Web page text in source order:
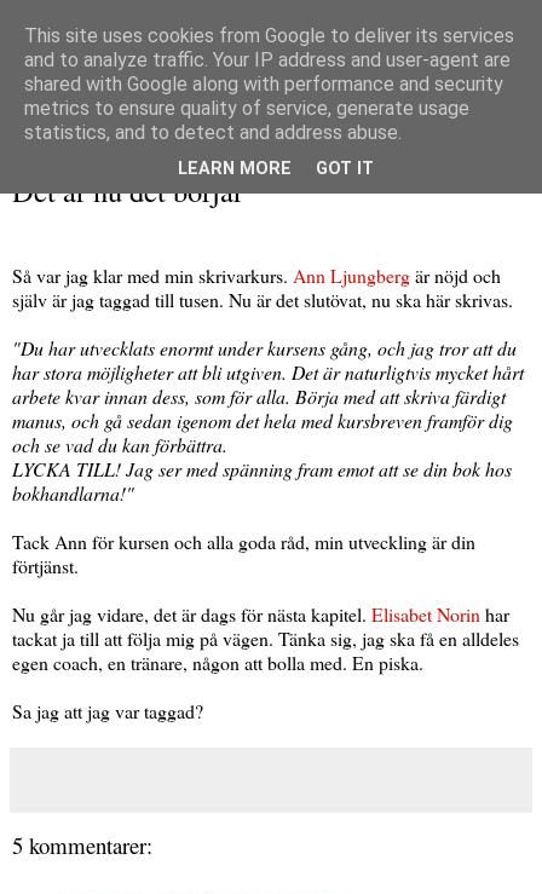
Det är nu det börjar
Så var jag klar med min skrivarkurs. Ann Ljungbergär nöjd och
själv är jag taggad till tusen. Nu är det slutövat, nu ska här skrivas.
"Du har utvecklats enormt under kursens gång, och jag tror att du
har stora möjligheter att bli utgiven. Det är naturligtvis mycket hårt
arbete kvar innan dess, som för alla. Börja med att skriva färdigt
manus, och gå sedan igenom det hela med kursbreven framför dig
och se vad du kan förbättra.
LYCKA TILL! Jag ser med spänning fram emot att se din bok hos
bokhandlarna!"
Tack Ann för kursen och alla goda råd, min utveckling är din
förtjänst.
Nu går jag vidare, det är dags för nästa kapitel. Elisabet Norin har
tackat ja till att följa mig på vägen. Tänka sig, jag ska få en alldeles
egen coach, en tränare, någon att bolla med. En piska.
Sa jag att jag var taggad?
5 kommentarer:
This site uses cookies from Google to deliver its services
and to analyze traffic. Your IP address and user-agent are
shared with Google along with performance and security
metrics to ensure quality of service, generate usage
statistics, and to detect and address abuse.
LEARN MORE GOT IT